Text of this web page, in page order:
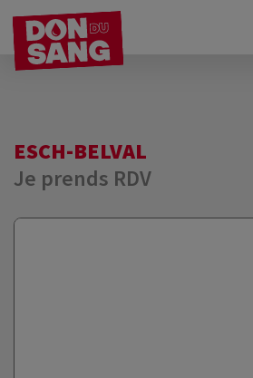
ESCH-BELVAL
Je prends RDV